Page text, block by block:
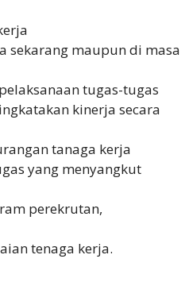
sekarang maupun di masa
tugas-tugas
kinerja secara
tanaga kerja
yang menyangkut
perekrutan,
tenaga kerja.